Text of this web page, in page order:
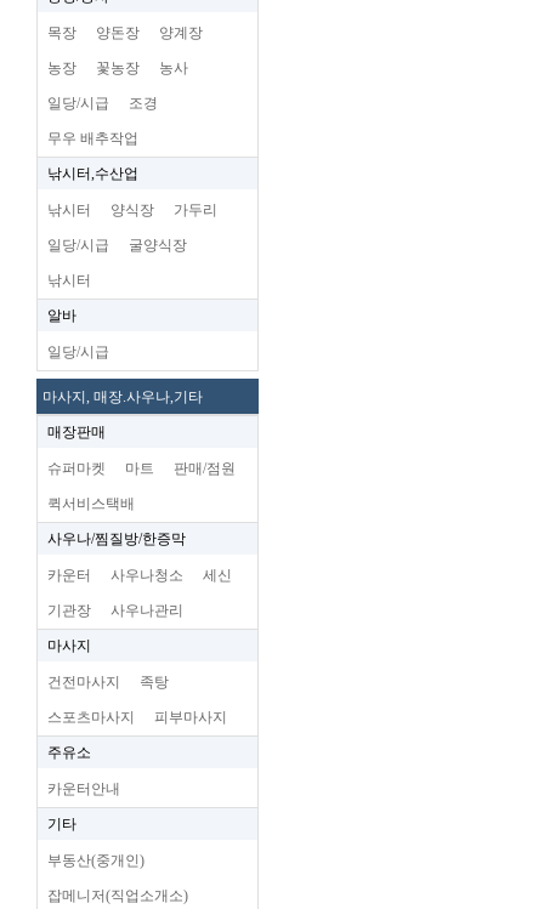
목장 양돈장 양계장
농장 꽃농장 농사
일당/시급 조경
무우 배추작업
낚시터,수산업
낚시터 양식장 가두리
일당/시급 굴양식장
낚시터
알바
일당/시급
마사지, 매장.사우나,기타
매장판매
슈퍼마켓 마트 판매/점원
퀵서비스택배
사우나/찜질방/한증막
카운터 사우나청소 세신
기관장 사우나관리
마사지
건전마사지 족탕
스포츠마사지 피부마사지
주유소
카운터안내
기타
부동산(중개인)
잡메니저(직업소개소)